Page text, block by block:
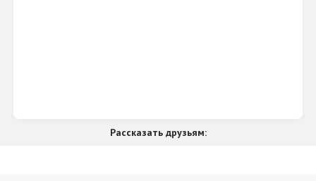
Рассказать друзьям: